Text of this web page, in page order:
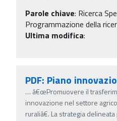
Parole chiave: Ricerca
Programmazione della
Ultima modifica:
PDF: Piano
… â€œPromuovere il
innovazione nel settore
ruraliâ€. La strategia